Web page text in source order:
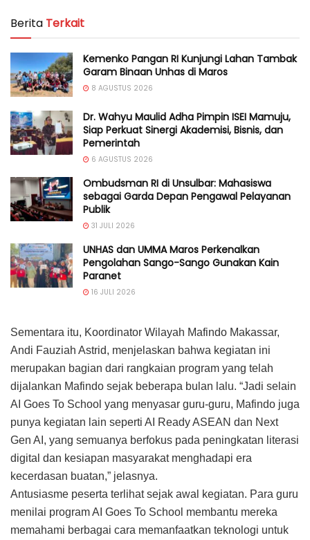
Berita Terkait
Kemenko Pangan RI Kunjungi Lahan Tambak
Garam Binaan Unhas di Maros
8 AGUSTUS 2026
Dr. Wahyu Maulid Adha Pimpin ISEI Mamuju,
Siap Perkuat Sinergi Akademisi, Bisnis, dan
Pemerintah
6 AGUSTUS 2026
Ombudsman RI di Unsulbar: Mahasiswa
sebagai Garda Depan Pengawal Pelayanan
Publik
31 JULI 2026
UNHAS dan UMMA Maros Perkenalkan
Pengolahan Sango-Sango Gunakan Kain
Paranet
16 JULI 2026
Sementara itu, Koordinator Wilayah Mafindo Makassar,
Andi Fauziah Astrid, menjelaskan bahwa kegiatan ini
merupakan bagian dari rangkaian program yang telah
dijalankan Mafindo sejak beberapa bulan lalu. “Jadi selain
AI Goes To School yang menyasar guru-guru, Mafindo juga
punya kegiatan lain seperti AI Ready ASEAN dan Next
Gen AI, yang semuanya berfokus pada peningkatan literasi
digital dan kesiapan masyarakat menghadapi era
kecerdasan buatan,” jelasnya.
Antusiasme peserta terlihat sejak awal kegiatan. Para guru
menilai program AI Goes To School membantu mereka
memahami berbagai cara memanfaatkan teknologi untuk